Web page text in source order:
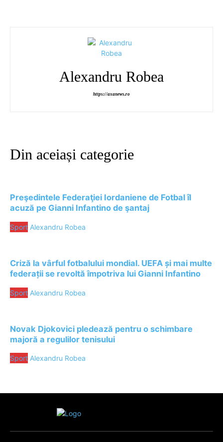
Alexandru Robea
https://axanews.ro
Din aceiași categorie
Preşedintele Federaţiei Iordaniene de Fotbal îl
acuză pe Gianni Infantino de şantaj
Sport Alexandru Robea
Criză la vârful fotbalului mondial. UEFA și mai multe
federații se revoltă împotriva lui Gianni Infantino
Sport Alexandru Robea
Novak Djokovici pledează pentru o schimbare
majoră a regulilor tenisului
Sport Alexandru Robea